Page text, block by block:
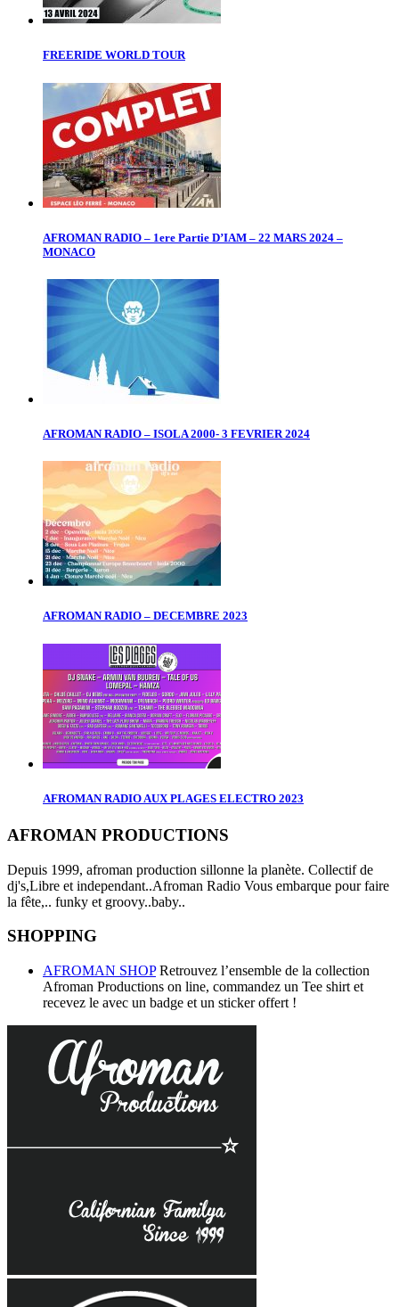
FREERIDE WORLD TOUR
AFROMAN RADIO – 1ere Partie D’IAM – 22 MARS 2024 –
MONACO
AFROMAN RADIO – ISOLA 2000- 3 FEVRIER 2024
AFROMAN RADIO – DECEMBRE 2023
AFROMAN RADIO AUX PLAGES ELECTRO 2023
AFROMAN PRODUCTIONS
Depuis 1999, afroman production sillonne la planète. Collectif de
dj's,Libre et independant..Afroman Radio Vous embarque pour faire
la fête,.. funky et groovy..baby..
SHOPPING
AFROMAN SHOPRetrouvez l’ensemble de la collection
Afroman Productions on line, commandez un Tee shirt et
recevez le avec un badge et un sticker offert !